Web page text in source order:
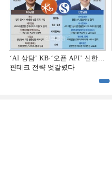
‘AI 상담’ KB·‘오픈 API’ 신한…
핀테크 전략 엇갈렸다